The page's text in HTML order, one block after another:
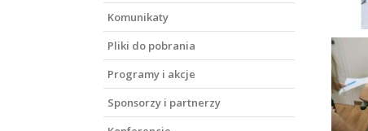
Komunikaty
Pliki do pobrania
Programy i akcje
Sponsorzy i partnerzy